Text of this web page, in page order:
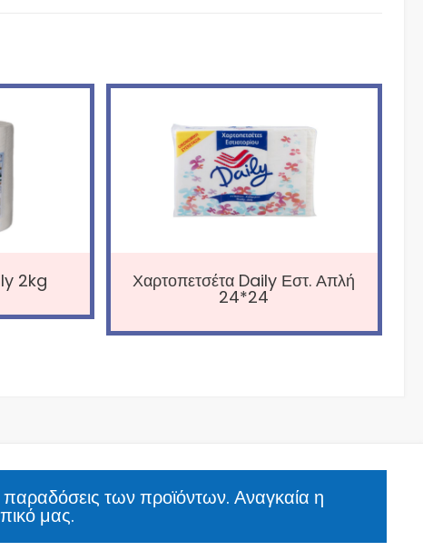
2kg Χαρτοπετσέτα Daily Εστ. Απλή
24*24
των προϊόντων. Αναγκαία η
μας.